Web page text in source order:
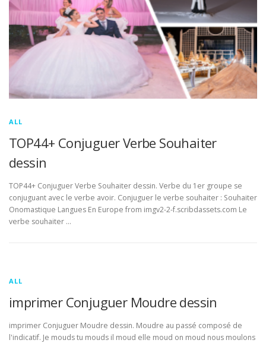
ALL
TOP44+ Conjuguer Verbe Souhaiter
dessin
TOP44+ Conjuguer Verbe Souhaiter dessin. Verbe du 1er groupe se
conjuguant avec le verbe avoir. Conjuguer le verbe souhaiter : Souhaiter
Onomastique Langues En Europe from imgv2-2-f.scribdassets.com Le
verbe souhaiter …
ALL
imprimer Conjuguer Moudre dessin
imprimer Conjuguer Moudre dessin. Moudre au passé composé de
l'indicatif. Je mouds tu mouds il moud elle moud on moud nous moulons